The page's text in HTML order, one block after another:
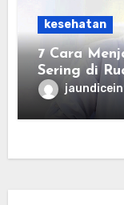
kesehatan
7 Cara
Sering di